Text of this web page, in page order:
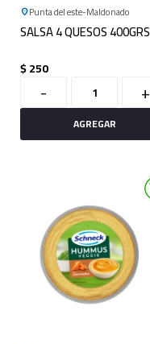
Punta del este Maldonado
SALSA 4 QUESOS 400GRS
$250
- +